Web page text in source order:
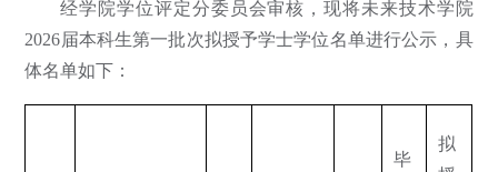
经学院学位评定分委员会审核，现将未来技术学院
2026届本科生第一批次拟授予学士学位名单进行公示，具
体名单如下：
毕
拟